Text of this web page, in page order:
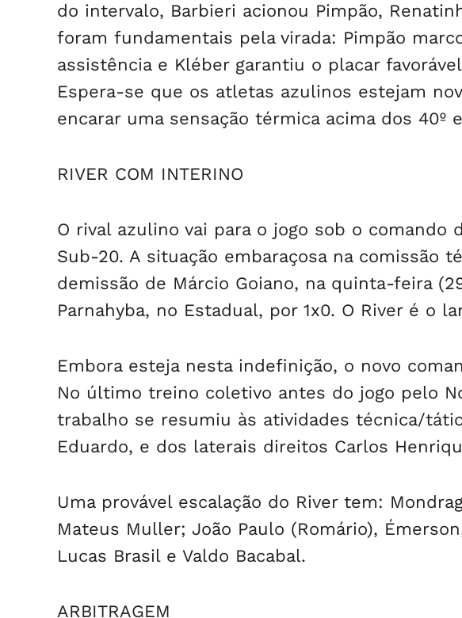
do intervalo, Barbieri acionou Pimpão,
foram fundamentais pela virada: Pimpão
assistência e Kléber garantiu o placar
Espera-se que os atletas azulinos estejam
encarar uma sensação térmica acima dos 40º
RIVER COM INTERINO
O rival azulino vai para o jogo sob o comando
Sub-20. A situação embaraçosa na comissão
demissão de Márcio Goiano, na quinta-feira
Parnahyba, no Estadual, por 1x0. O River é o
Embora esteja nesta indefinição, o novo
No último treino coletivo antes do jogo pelo
trabalho se resumiu às atividades técnica/
Eduardo, e dos laterais direitos Carlos
Uma provável escalação do River tem:
Mateus Muller; João Paulo (Romário),
Lucas Brasil e Valdo Bacabal.
ARBITRAGEM